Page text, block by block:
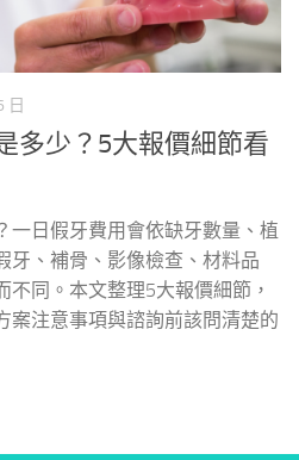
日
多少？5大報價細節看
一日假牙費用會依缺牙數量、植
牙、補骨、影像檢查、材料品
不同。本文整理5大報價細節，
案注意事項與諮詢前該問清楚的